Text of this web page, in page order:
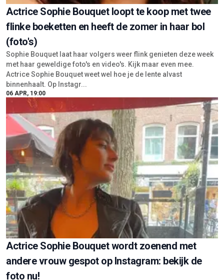
Actrice Sophie Bouquet loopt te koop met twee
flinke boeketten en heeft de zomer in haar bol
(foto's)
Sophie Bouquet laat haar volgers weer flink genieten deze week
met haar geweldige foto's en video's. Kijk maar even mee.
Actrice Sophie Bouquet weet wel hoe je de lente alvast
binnenhaalt. Op Instagr...
06 APR, 19:00
Actrice Sophie Bouquet wordt zoenend met
andere vrouw gespot op Instagram: bekijk de
foto nu!